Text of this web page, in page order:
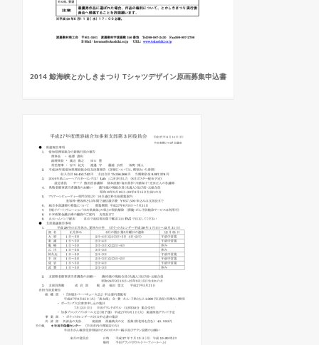
2014 鯨海峡とかしきまつり Tシャツデザイン原画募集申込書